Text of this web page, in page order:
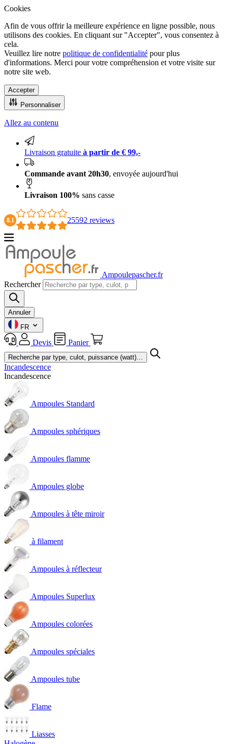
Cookies
Afin de vous offrir la meilleure expérience en ligne possible, nous
utilisons des cookies. En cliquant sur "Accepter", vous consentez à
cela.
Veuillez lire notre politique de confidentialité pour plus
d'informations. Merci pour votre compréhension et votre visite sur
notre site web.
Accepter
Personnaliser
Livraison 100% sans casse
Allez au contenu
Livraison gratuite à partir de € 99,-
Commande avant 20h30, envoyée aujourd'hui
Livraison 100% sans casse
8.1 25592 reviews
Ampoulepascher.fr
Rechercher
Annuler
FR
Devis Panier
Incandescence
Incandescence
Ampoules Standard
Ampoules sphériques
Ampoules flamme
Ampoules globe
Ampoules à tête miroir
à filament
Ampoules à réflecteur
Ampoules Superlux
Ampoules colorées
Ampoules spéciales
Ampoules tube
Flame
Liasses